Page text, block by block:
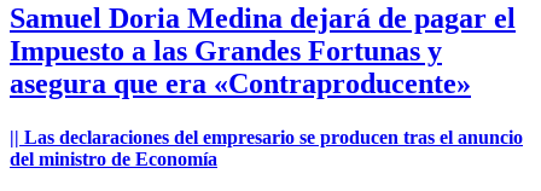
Navegación
de
entradas
Samuel Doria Medina dejará de pagar el
Impuesto a las Grandes Fortunas y
asegura que era «Contraproducente»
|| Las declaraciones del empresario se producen tras el anuncio
del ministro de Economía